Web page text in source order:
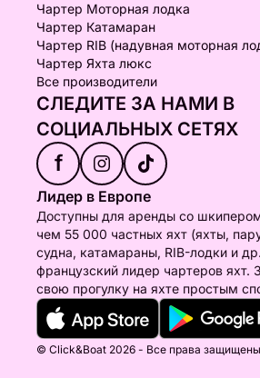
Чартер Моторная лодка
Чартер Катамаран
Чартер RIB (надувная моторная
Чартер Яхта люкс
Все производители
СЛЕДИТЕ ЗА НАМИ В
СОЦИАЛЬНЫХ СЕТЯХ
f
Лидер в Европе
Доступны для аренды со
чем 55 000 частных яхт (яхты,
судна, катамараны, RIB-лодки и
французский лидер чартеров яхт.
свою прогулку на яхте простым
© Click&Boat 2026 - Все права защищены